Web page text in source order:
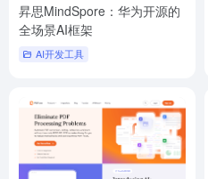
昇思MindSpore：华为开源的
全场景AI框架
AI开发工具